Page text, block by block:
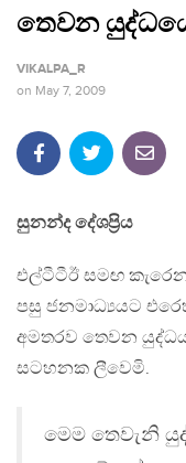
තෙවන
VIKALPA_R
on May 7, 2009
සුනන්ද දේශප්‍රිය
එල්ටීටීඊ සමඟ
පසු ජනමාධ්‍යයට
අමතරව තෙවන
සටහනක ලීවෙමි.
මෙම තෙවැනි